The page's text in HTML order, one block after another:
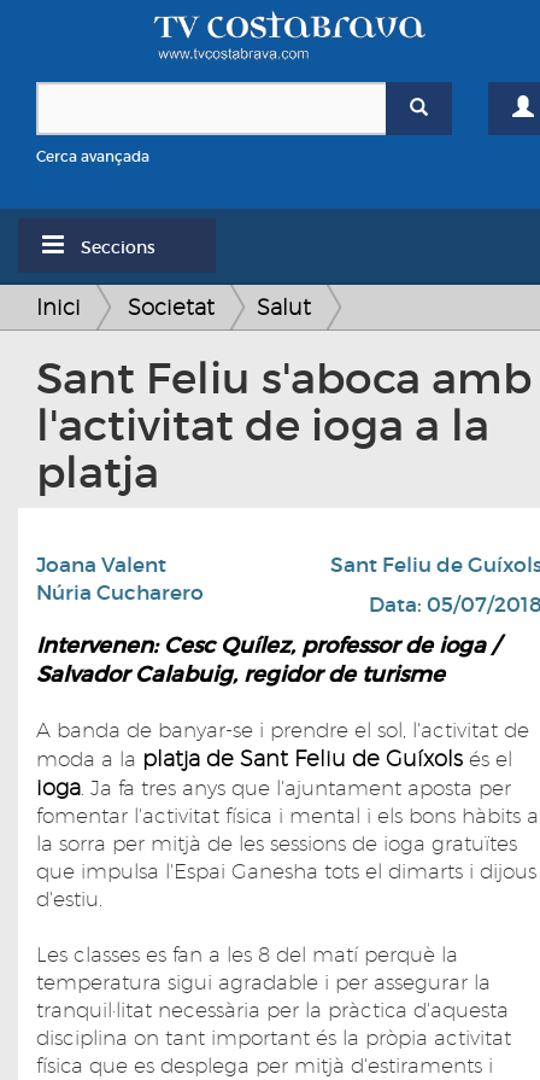
Cerca avançada
Seccions
Inici Societat Salut
Sant Feliu s'aboca amb
l'activitat de ioga a la
platja
Joana Valent
Núria Cucharero
Sant Feliu de
Data: 05/07/
Intervenen: Cesc Quílez, professor de ioga /
Salvador Calabuig, regidor de turisme
A banda de banyar-se i prendre el sol, l'activitat de
moda a la platja de Sant Feliu de Guíxols és el
ioga. Ja fa tres anys que l'ajuntament aposta per
fomentar l'activitat física i mental i els bons hàbits a
la sorra per mitjà de les sessions de ioga gratuïtes
que impulsa l'Espai Ganesha tots el dimarts i dijous
d'estiu.
Les classes es fan a les 8 del matí perquè la
temperatura sigui agradable i per assegurar la
tranquil·litat necessària per la pràctica d'aquesta
disciplina on tant important és la pròpia activitat
física que es desplega per mitjà d'estiraments i